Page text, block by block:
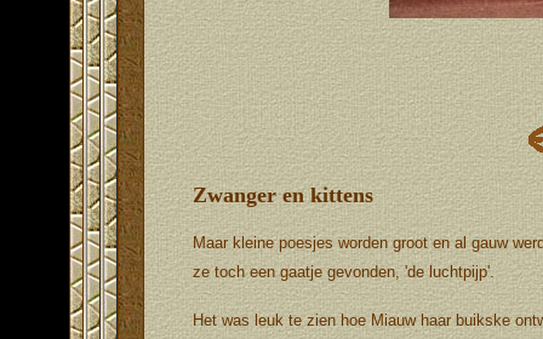
Zwanger en kittens
Maar kleine poesjes worden groot en al gauw
ze toch een gaatje gevonden, 'de luchtpijp'.
Het was leuk te zien hoe Miauw haar buikske